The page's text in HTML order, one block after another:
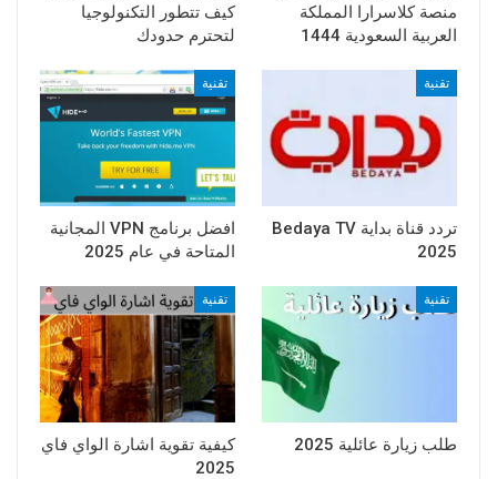
منصة كلاسرارا المملكة
العربية السعودية 1444
كيف تتطور التكنولوجيا
لتحترم حدودك
تقنية
تردد قناة بداية Bedaya TV
2025
تقنية
افضل برنامج VPN المجانية
المتاحة في عام 2025
تقنية
طلب زيارة عائلية 2025
تقنية
كيفية تقوية اشارة الواي فاي
2025